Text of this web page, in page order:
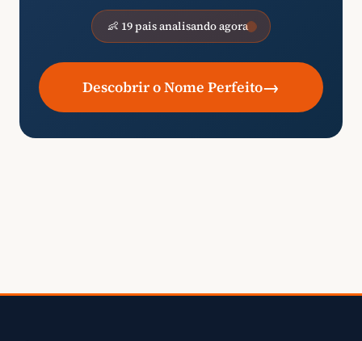
👶 19 pais analisando agora
Descobrir o Nome Perfeito→